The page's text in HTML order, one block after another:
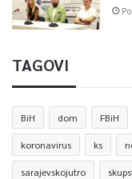
TAGOVI
BiH dom FBiH
koronavirus ks
sarajevskojutro